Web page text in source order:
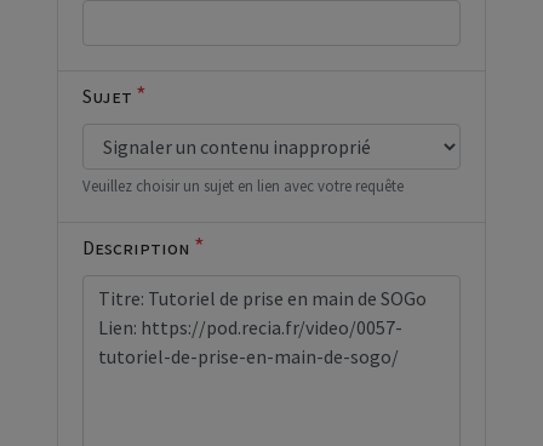
Sujet *
Veuillez choisir un sujet en lien avec votre requête
Description *